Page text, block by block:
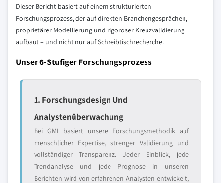
Dieser Bericht basiert auf einem strukturierten
Forschungsprozess, der auf direkten Branchengesprächen,
proprietärer Modellierung und rigoroser Kreuzvalidierung
aufbaut – und nicht nur auf Schreibtischrecherche.
Unser 6-Stufiger Forschungsprozess
1. Forschungsdesign Und
Analystenüberwachung
Bei GMI basiert unsere Forschungsmethodik auf
menschlicher Expertise, strenger Validierung und
vollständiger Transparenz. Jeder Einblick, jede
Trendanalyse und jede Prognose in unseren
Berichten wird von erfahrenen Analysten entwickelt,